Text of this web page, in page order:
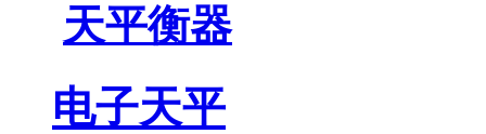
天平衡器
电子天平